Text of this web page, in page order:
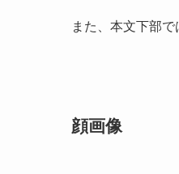
また、本文下部
顔画像